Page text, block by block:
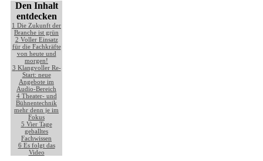
Den Inhalt
entdecken
1 Die Zukunft der
Branche ist grün
2 Voller Einsatz
für die Fachkräfte
von heute und
morgen!
3 Klangvoller Re-
Start: neue
Angebote im
Audio-Bereich
4 Theater- und
Bühnentechnik
mehr denn je im
Fokus
5 Vier Tage
geballtes
Fachwissen
6 Es folgt das
Video